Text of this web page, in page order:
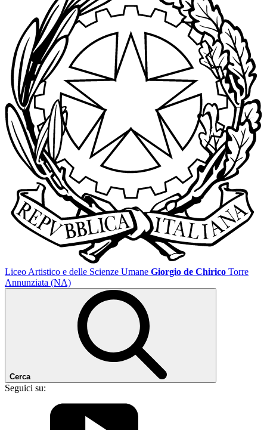
Liceo Artistico e delle Scienze Umane Giorgio de Chirico Torre
Annunziata (NA)
Cerca
Seguici su: